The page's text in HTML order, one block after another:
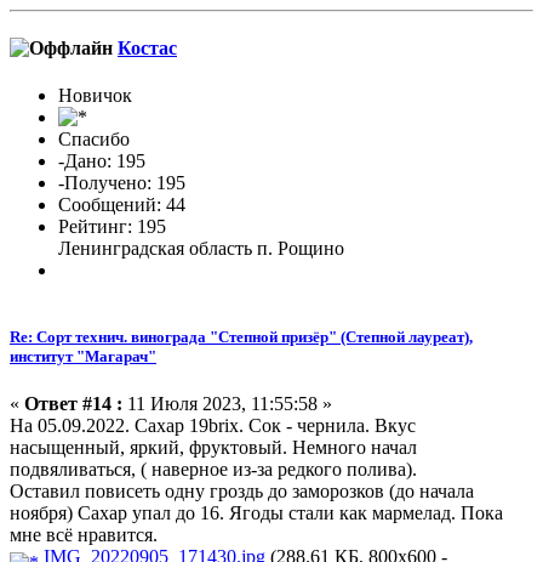
Костас
Новичок
Спасибо
-Дано: 195
-Получено: 195
Сообщений: 44
Рейтинг: 195
Ленинградская область п. Рощино
Re: Сорт технич. винограда "Степной призёр" (Степной лауреат),
институт "Магарач"
« Ответ #14 : 11 Июля 2023, 11:55:58 »
На 05.09.2022. Сахар 19brix. Сок - чернила. Вкус
насыщенный, яркий, фруктовый. Немного начал
подвяливаться, ( наверное из-за редкого полива).
Оставил повисеть одну гроздь до заморозков (до начала
ноября) Сахар упал до 16. Ягоды стали как мармелад. Пока
мне всё нравится.
IMG_20220905_171430.jpg (288.61 КБ, 800x600 -